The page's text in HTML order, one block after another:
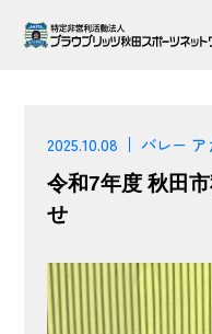
2025.10.08
バレー ア
令和7年度 秋田
せ